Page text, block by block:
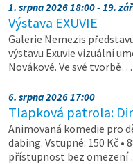
1. srpna 2026 18:00 - 19.
Výstava EXUVIE
Galerie Nemezis
výstavu Exuvie vizuální
Novákové. Ve své tvorbě…
6. srpna 2026 17:00
Tlapková patrola:
Animovaná komedie pro
dabing. Vstupné: 150 Kč •
přístupnost bez